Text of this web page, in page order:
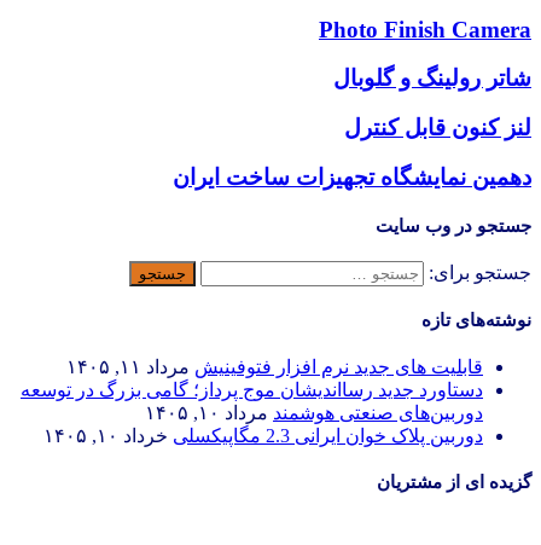
Photo Finish Camera
شاتر رولینگ و گلوبال
لنز کنون قابل کنترل
دهمین نمایشگاه تجهیزات ساخت ایران
جستجو در وب سایت
جستجو برای:
نوشته‌های تازه
قابلیت های جدید نرم افزار فتوفینیش مرداد ۱۱, ۱۴۰۵
دستاورد جدید رسااندیشان موج پرداز؛ گامی بزرگ در توسعه
دوربین‌های صنعتی هوشمند مرداد ۱۰, ۱۴۰۵
دوربین پلاک خوان ایرانی 2.3 مگاپیکسلی
خرداد ۱۰, ۱۴۰۵
گزیده ای از مشتریان